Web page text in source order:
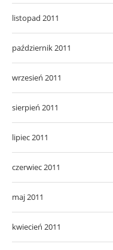
listopad 2011
październik 2011
wrzesień 2011
sierpień 2011
lipiec 2011
czerwiec 2011
maj 2011
kwiecień 2011